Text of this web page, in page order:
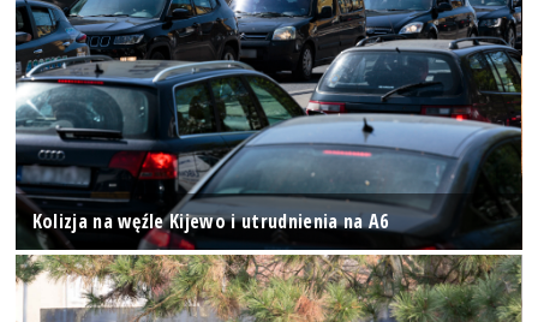
Kolizja na węźle Kijewo i utrudnienia na A6